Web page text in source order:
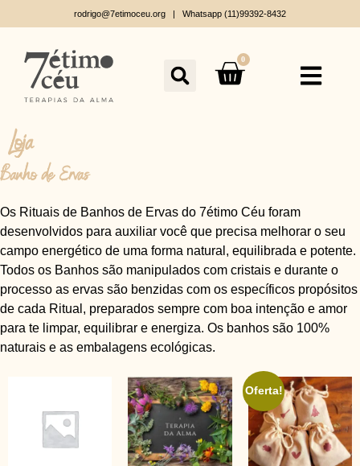
rodrigo@7etimoceu.org | Whatsapp (11)99392-8432
0
Loja
Banho de Ervas
Os Rituais de Banhos de Ervas do 7étimo Céu foram
desenvolvidos para auxiliar você que precisa melhorar o seu
campo energético de uma forma natural, equilibrada e potente.
Todos os Banhos são manipulados com cristais e durante o
processo as ervas são benzidas com os específicos propósitos
de cada Ritual, preparados sempre com boa intenção e amor
para te limpar, equilibrar e energiza. Os banhos são 100%
naturais e as embalagens ecológicas.
Oferta!